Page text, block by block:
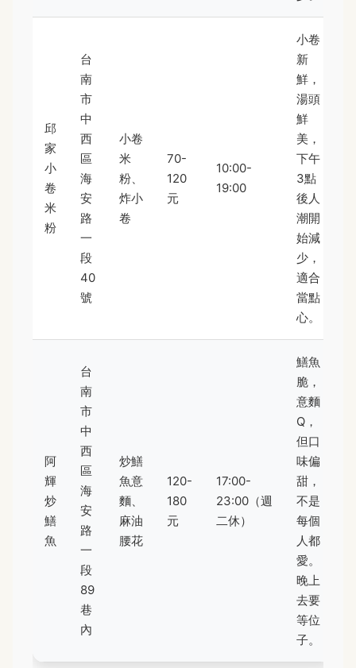
邱
家
小
卷
米
粉
台
南
市
中
西
區
海
安
路
一
段
40
號
小卷
米
粉、
炸小
卷
70-
120
元
10:00-
19:00
小卷
新
鮮，
湯頭
鮮
美，
下午
3點
後人
潮開
始減
少，
適合
當點
心。
阿
輝
炒
鱔
魚
台
南
市
中
西
區
海
安
路
一
段
89
巷
內
炒鱔
魚意
麵、
麻油
腰花
120-
180
元
17:00-
23:00（週
二休）
鱔魚
脆，
意麵
Q，
但口
味偏
甜，
不是
每個
人都
愛。
晚上
去要
等位
子。